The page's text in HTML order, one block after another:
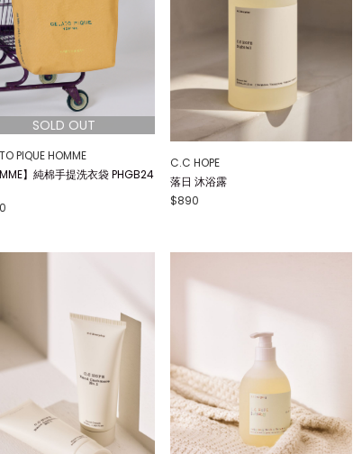
PIQUE HOMME
】純棉手提洗衣袋 PHGB24
C.C HOPE
落日 沐浴露
$890